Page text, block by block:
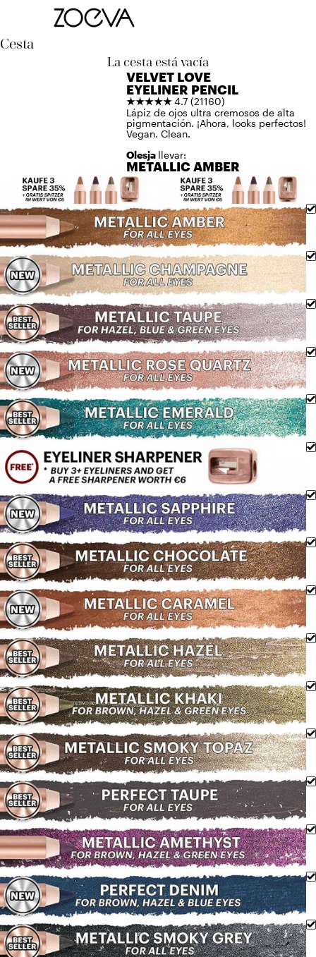
Ir al contenido
Cesta
La cesta está vacía
VELVET LOVE
EYELINER PENCIL
★★★★★4.7 (21160)
Lápiz de ojos ultra cremosos de alta
pigmentación. ¡Ahora, looks perfectos!
Vegan. Clean.
Olesja llevar:
METALLIC AMBER